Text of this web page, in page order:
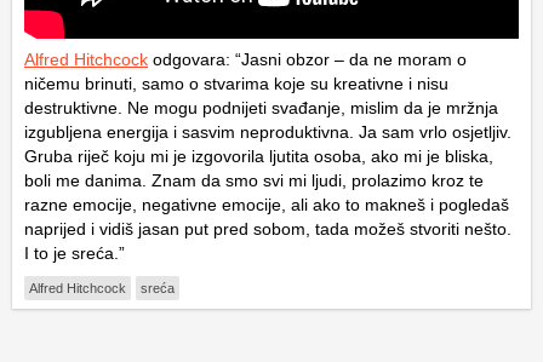
Alfred Hitchcock odgovara: “Jasni obzor – da ne moram o
ničemu brinuti, samo o stvarima koje su kreativne i nisu
destruktivne. Ne mogu podnijeti svađanje, mislim da je mržnja
izgubljena energija i sasvim neproduktivna. Ja sam vrlo osjetljiv.
Gruba riječ koju mi je izgovorila ljutita osoba, ako mi je bliska,
boli me danima. Znam da smo svi mi ljudi, prolazimo kroz te
razne emocije, negativne emocije, ali ako to makneš i pogledaš
naprijed i vidiš jasan put pred sobom, tada možeš stvoriti nešto.
I to je sreća.”
Alfred Hitchcock sreća